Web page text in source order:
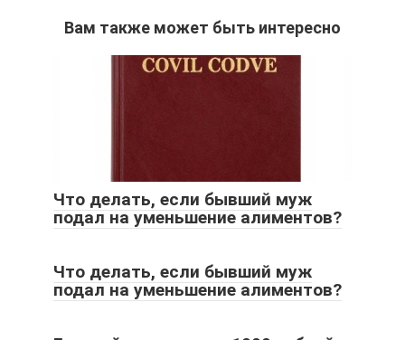
Вам также может быть интересно
Что делать, если бывший муж
подал на уменьшение алиментов?
Что делать, если бывший муж
подал на уменьшение алиментов?